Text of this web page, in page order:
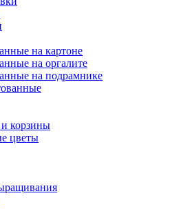
на картоне
на оргалите
на подрамнике
корзины
цветы